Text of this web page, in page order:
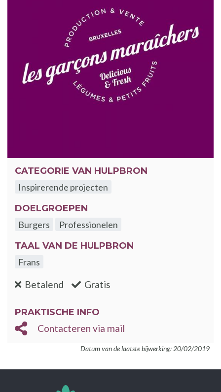
CATEGORIE VAN HULPBRON
Inspirerende projecten
DOELGROEPEN
Burgers
Professionelen
TAAL VAN DE HULPBRON
Frans
Betalend :nee Gratis
PRAKTISCHE INFO
Contacteren via mail
Datum van de laatste bijwerking: 20/02/2019